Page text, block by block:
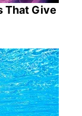
That Give